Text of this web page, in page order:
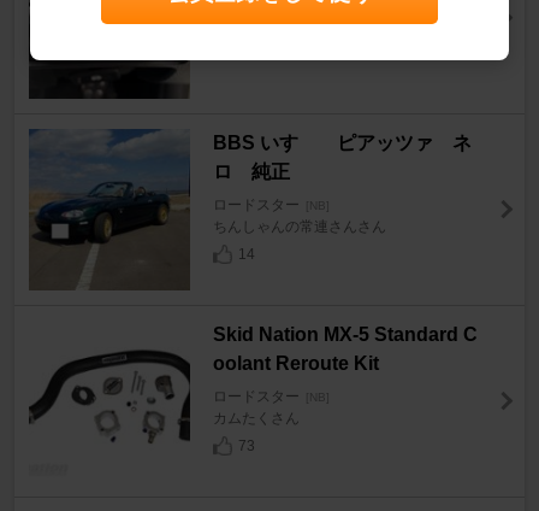
HIRO( ﾟ∀ﾟ)ﾉさん
BBS いすゞ ピアッツァ ネ
ロ 純正
ロードスター [NB]
ちんしゃんの常連さんさん
14
Skid Nation MX-5 Standard C
oolant Reroute Kit
ロードスター [NB]
カムたくさん
73